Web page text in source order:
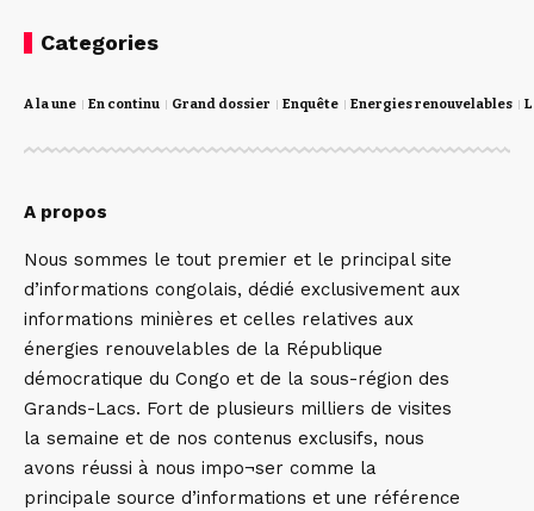
Categories
A la une En continu Grand dossier Enquête Energies renouvelables
A propos
Nous sommes le tout premier et le principal site
d’informations congolais, dédié exclusivement aux
informations minières et celles relatives aux
énergies renouvelables de la République
démocratique du Congo et de la sous-région des
Grands-Lacs. Fort de plusieurs milliers de visites
la semaine et de nos contenus exclusifs, nous
avons réussi à nous impo¬ser comme la
principale source d’informations et une référence